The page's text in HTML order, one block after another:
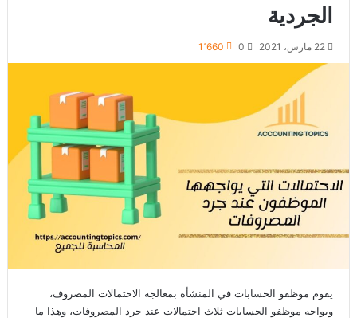
الجردية
22 مارس، 2021 0 1٬660
يقوم موظفو الحسابات في المنشأة بمعالجة الاحتمالات المصروف،
ويواجه موظفو الحسابات ثلاث احتمالات عند جرد المصروفات، وهذا ما